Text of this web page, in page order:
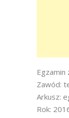
Egzamin
Zawód:
Arkusz:
Rok: